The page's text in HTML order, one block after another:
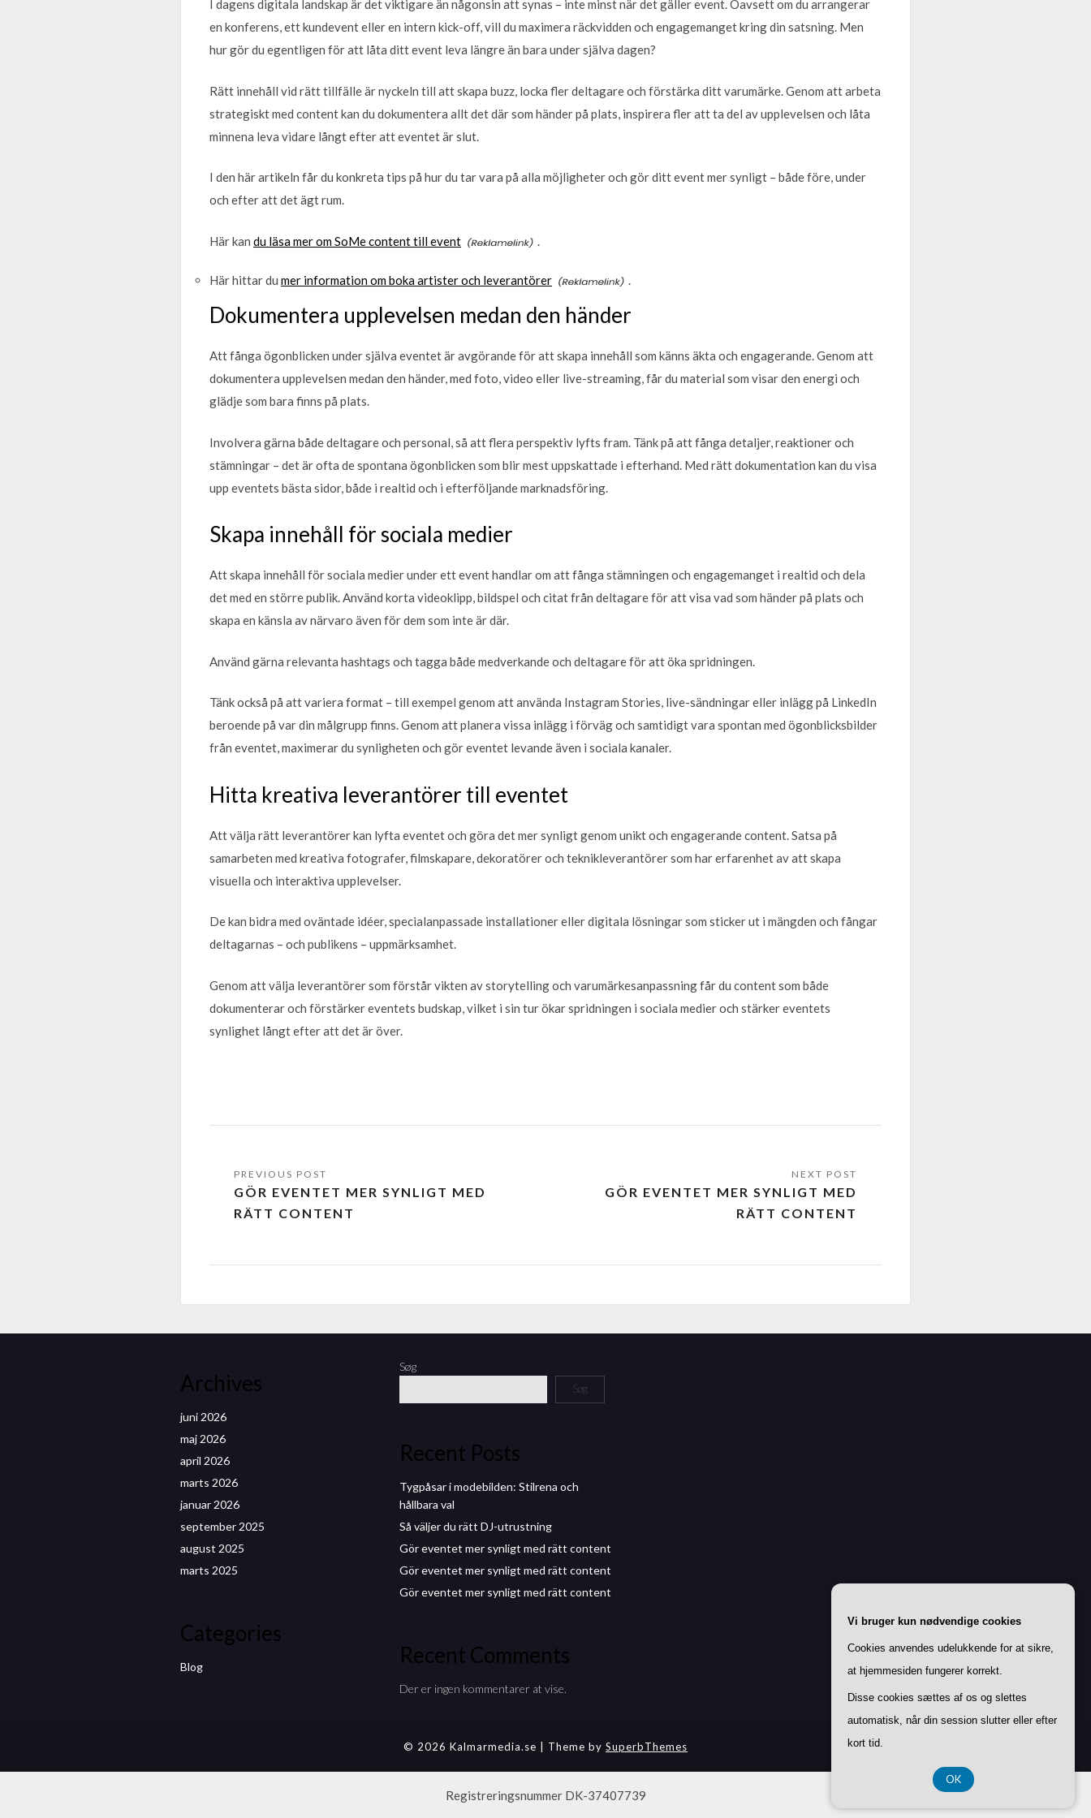
I dagens digitala landskap är det viktigare än någonsin att synas – inte minst när det gäller event. Oavsett om du arrangerar
en konferens, ett kundevent eller en intern kick-off, vill du maximera räckvidden och engagemanget kring din satsning. Men
hur gör du egentligen för att låta ditt event leva längre än bara under själva dagen?
Rätt innehåll vid rätt tillfälle är nyckeln till att skapa buzz, locka fler deltagare och förstärka ditt varumärke. Genom att arbeta
strategiskt med content kan du dokumentera allt det där som händer på plats, inspirera fler att ta del av upplevelsen och låta
minnena leva vidare långt efter att eventet är slut.
I den här artikeln får du konkreta tips på hur du tar vara på alla möjligheter och gör ditt event mer synligt – både före, under
och efter att det ägt rum.
Här kan du läsa mer om SoMe content till event
Här hittar du mer information om boka artister och leverantörer .
Dokumentera upplevelsen medan den händer
Att fånga ögonblicken under själva eventet är avgörande för att skapa innehåll som känns äkta och engagerande. Genom att
dokumentera upplevelsen medan den händer, med foto, video eller live-streaming, får du material som visar den energi och
glädje som bara finns på plats.
Involvera gärna både deltagare och personal, så att flera perspektiv lyfts fram. Tänk på att fånga detaljer, reaktioner och
stämningar – det är ofta de spontana ögonblicken som blir mest uppskattade i efterhand. Med rätt dokumentation kan du visa
upp eventets bästa sidor, både i realtid och i efterföljande marknadsföring.
Skapa innehåll för sociala medier
Att skapa innehåll för sociala medier under ett event handlar om att fånga stämningen och engagemanget i realtid och dela
det med en större publik. Använd korta videoklipp, bildspel och citat från deltagare för att visa vad som händer på plats och
skapa en känsla av närvaro även för dem som inte är där.
Använd gärna relevanta hashtags och tagga både medverkande och deltagare för att öka spridningen.
Tänk också på att variera format – till exempel genom att använda Instagram Stories, live-sändningar eller inlägg på LinkedIn
beroende på var din målgrupp finns. Genom att planera vissa inlägg i förväg och samtidigt vara spontan med ögonblicksbilder
från eventet, maximerar du synligheten och gör eventet levande även i sociala kanaler.
Hitta kreativa leverantörer till eventet
Att välja rätt leverantörer kan lyfta eventet och göra det mer synligt genom unikt och engagerande content. Satsa på
samarbeten med kreativa fotografer, filmskapare, dekoratörer och teknikleverantörer som har erfarenhet av att skapa
visuella och interaktiva upplevelser.
De kan bidra med oväntade idéer, specialanpassade installationer eller digitala lösningar som sticker ut i mängden och fångar
deltagarnas – och publikens – uppmärksamhet.
Genom att välja leverantörer som förstår vikten av storytelling och varumärkesanpassning får du content som både
dokumenterar och förstärker eventets budskap, vilket i sin tur ökar spridningen i sociala medier och stärker eventets
synlighet långt efter att det är över.
GÖR EVENTET MER SYNLIGT MED
RÄTT CONTENT
GÖR EVENTET MER SYNLIGT MED
RÄTT CONTENT
Archives
juni 2026
maj 2026
april 2026
marts 2026
januar 2026
september 2025
august 2025
marts 2025
Categories
Blog
Søg
Søg
Recent Posts
Tygpåsar i modebilden: Stilrena och
hållbara val
Så väljer du rätt DJ-utrustning
Gör eventet mer synligt med rätt content
Gör eventet mer synligt med rätt content
Gör eventet mer synligt med rätt content
Recent Comments
Der er ingen kommentarer at vise.
© 2026 Kalmarmedia.se | Theme by SuperbThemes
Registreringsnummer DK-37407739
Vi bruger kun nødvendige cookies
Cookies anvendes udelukkende for at sikre,
at hjemmesiden fungerer korrekt.
Disse cookies sættes af os og slettes
automatisk, når din session slutter eller efter
kort tid.
OK